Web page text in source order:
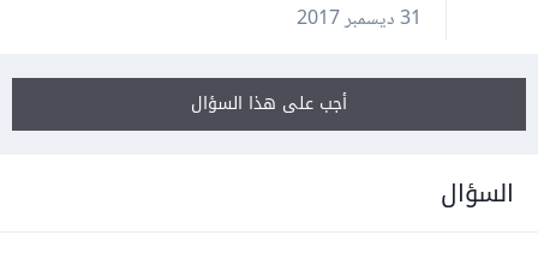
31 ديسمبر 2017
أجب على هذا السؤال
السؤال